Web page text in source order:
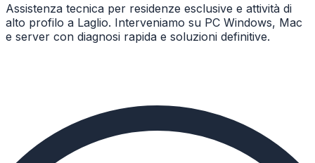
Assistenza tecnica per residenze esclusive e attività di
alto profilo a Laglio. Interveniamo su PC Windows, Mac
e server con diagnosi rapida e soluzioni definitive.